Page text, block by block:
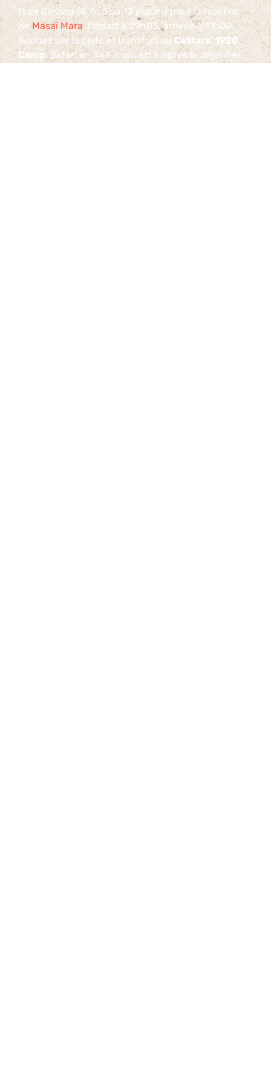
type Cessna (4, 6, 8 ou 12 places) pour la réserve
deMasaï Mara. Départ à 09h05, arrivée à 11h00.
Accueil sur la piste et transfert auCottars’ 1920
Camp. Safari en 4×4 « ouvert » après le déjeuner.